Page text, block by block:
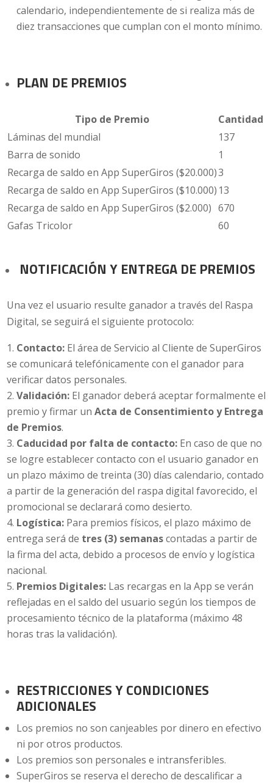
calendario, independientemente de si realiza más de
diez transacciones que cumplan con el monto mínimo.
PLAN DE PREMIOS
Tipo de Premio
Cantidad
Láminas del mundial
137
Barra de sonido
1
Recarga de saldo en App SuperGiros ($20.000)3
Recarga de saldo en App SuperGiros ($10.000) 13
Recarga de saldo en App SuperGiros ($2.000) 670
Gafas Tricolor
60
NOTIFICACIÓN Y ENTREGA DE PREMIOS
Una vez el usuario resulte ganador a través del Raspa
Digital, se seguirá el siguiente protocolo:
Contacto: El área de Servicio al Cliente de SuperGiros
se comunicará telefónicamente con el ganador para
verificar datos personales.
Validación: El ganador deberá aceptar formalmente el
premio y firmar unActa de Consentimiento y Entrega
de Premios.
Caducidad por falta de contacto: En caso de que no
se logre establecer contacto con el usuario ganador en
un plazo máximo de treinta (30) días calendario, contado
a partir de la generación del raspa digital favorecido, el
promocional se declarará como desierto.
Logística: Para premios físicos, el plazo máximo de
entrega será de tres (3) semanascontadas a partir de
la firma del acta, debido a procesos de envío y logística
nacional.
Premios Digitales: Las recargas en la App se verán
reflejadas en el saldo del usuario según los tiempos de
procesamiento técnico de la plataforma (máximo 48
horas tras la validación).
RESTRICCIONES Y CONDICIONES
ADICIONALES
Los premios no son canjeables por dinero en efectivo
ni por otros productos.
Los premios son personales e intransferibles.
SuperGiros se reserva el derecho de descalificar a